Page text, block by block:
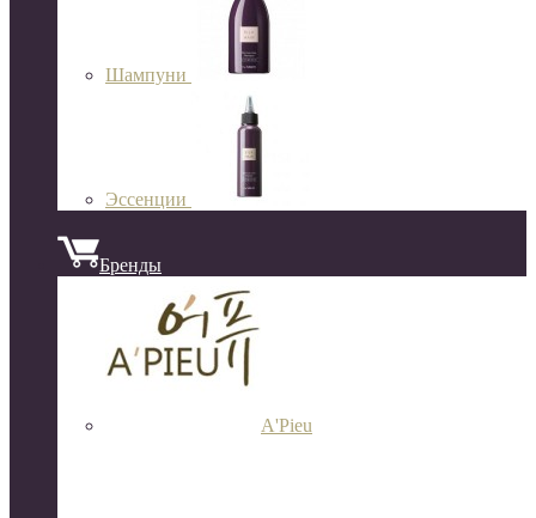
Шампуни
Эссенции
Бренды
A'Pieu